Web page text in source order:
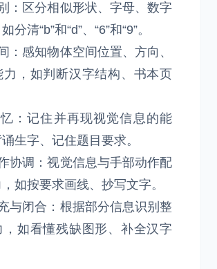
：区分相似形状、字母、数字
分清“b”和“d”、“6”和“9”。
：感知物体空间位置、方向、
力，如判断汉字结构、书本页
：记住并再现视觉信息的能
生字、记住题目要求。
协调：视觉信息与手部动作配
如按要求画线、抄写文字。
与闭合：根据部分信息识别整
，如看懂残缺图形、补全汉字